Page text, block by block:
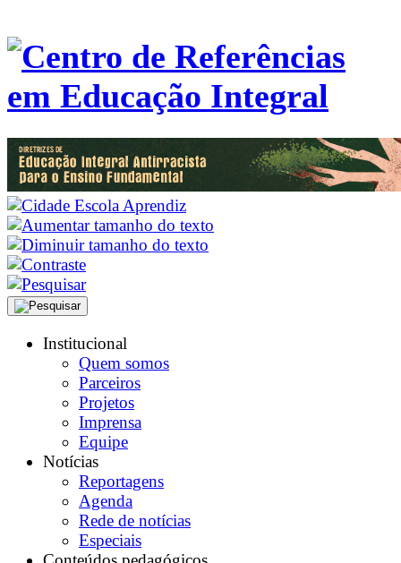
Institucional
Quem somos
Parceiros
Projetos
Imprensa
Equipe
Notícias
Reportagens
Agenda
Rede de notícias
Especiais